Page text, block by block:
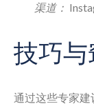
渠道：
技巧与
通过这些专家建